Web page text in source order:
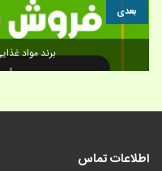
فروش برند/آیا ویژگی های
بعدی
اطلاعات تماس